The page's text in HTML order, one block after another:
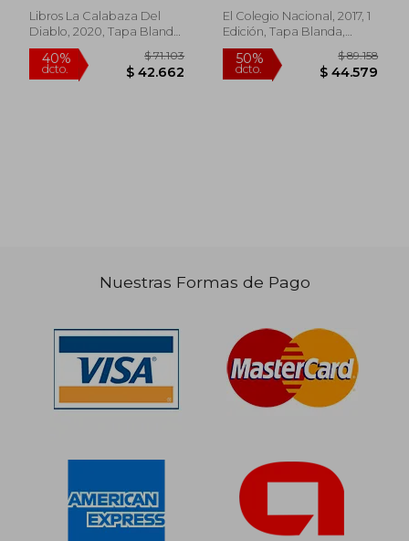
40%
dcto. $ 46.237
40%
dcto. $
Libros La Calabaza Del
Diablo, 2020, Tapa Blanda,
Nuevo
El Colegio Nacional, 2017, 1
Edición, Tapa Blanda,
Nuevo
Nuestras Formas de Pago